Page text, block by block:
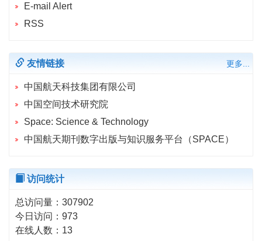
E-mail Alert
RSS
友情链接 更多...
中国航天科技集团有限公司
中国空间技术研究院
Space: Science & Technology
中国航天期刊数字出版与知识服务平台（SPACE）
访问统计
总访问量： 307902
今日访问： 973
在线人数： 13